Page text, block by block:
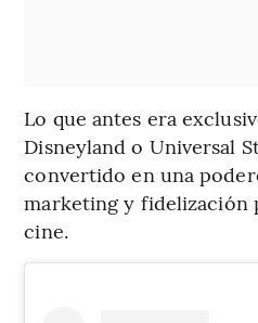
Lo que antes era
Disneyland o Universal
convertido en una
marketing y fidelización
cine.